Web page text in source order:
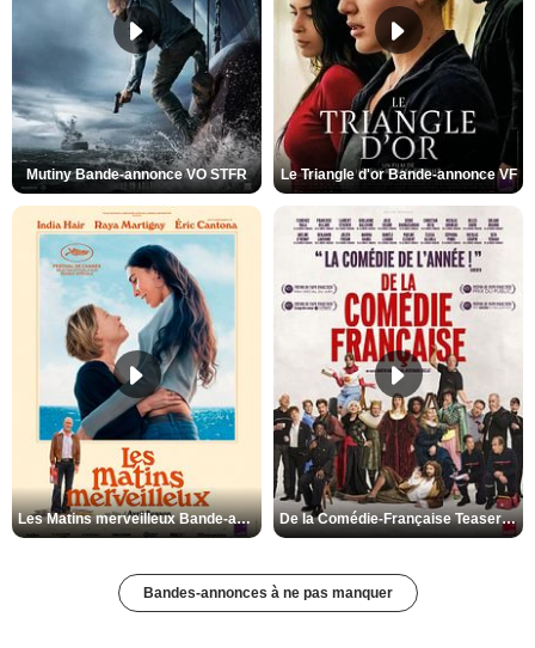
Mutiny Bande-annonce VO STFR Le Triangle d'or Bande-annonce VF
Les Matins merveilleux Bande-annonce VF De la Comédie-Française Teaser VF
Bandes-annonces à ne pas manquer